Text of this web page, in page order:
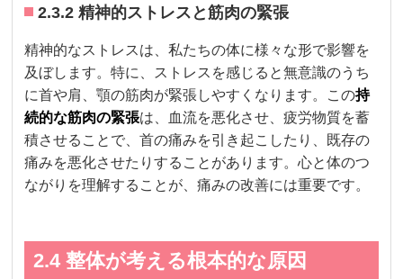
2.3.2 精神的ストレスと筋肉の緊張
精神的なストレスは、私たちの体に様々な形で影響を
及ぼします。特に、ストレスを感じると無意識のうち
に首や肩、顎の筋肉が緊張しやすくなります。この持
続的な筋肉の緊張は、血流を悪化させ、疲労物質を蓄
積させることで、首の痛みを引き起こしたり、既存の
痛みを悪化させたりすることがあります。心と体のつ
ながりを理解することが、痛みの改善には重要です。
2.4 整体が考える根本的な原因